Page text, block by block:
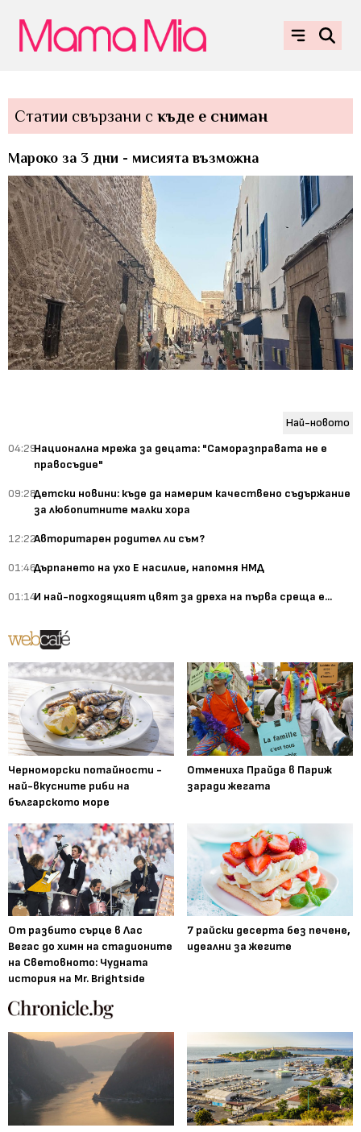
Статии свързани с къде е сниман
Мароко за 3 дни - мисията възможна
Най-новото
04:29Национална мрежа за децата: "Саморазправата не е
правосъдие"
09:28Детски новини: къде да намерим качествено съдържание
за любопитните малки хора
12:22Авторитарен родител ли съм?
01:46Дърпането на ухо Е насилие, напомня НМД
01:14И най-подходящият цвят за дреха на първа среща е...
Черноморски потайности -
най-вкусните риби на
българското море
Отмениха Прайда в Париж
заради жегата
От разбито сърце в Лас
Вегас до химн на стадионите
на Световното: Чудната
история на Mr. Brightside
7 райски десерта без печене,
идеални за жегите